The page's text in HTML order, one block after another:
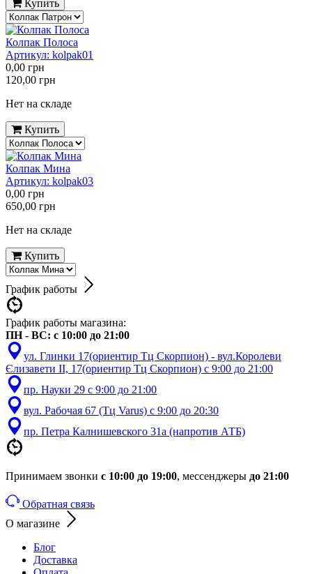
Купить
Колпак Полоса
Артикул: kolpak01
0,00 грн
120,00 грн
Нет на складе
Купить
Колпак Мина
Артикул: kolpak03
0,00 грн
650,00 грн
Нет на складе
Купить
График работы
График работы магазина:
ПН - ВС: с 10:00 до 21:00
ул. Глинки 17(ориентир Тц Скорпион) - вул.Королеви
Єлизавети ІІ, 17(ориентир Тц Скорпион) с 9:00 до 21:00
пр. Науки 29 с 9:00 до 21:00
вул. Рабочая 67 (Тц Varus) с 9:00 до 20:30
пр. Петра Калнишевского 31а (напротив АТБ)
Принимаем звонки с 10:00 до 19:00, мессенджеры до 21:00
Обратная связь
О магазине
Блог
Доставка